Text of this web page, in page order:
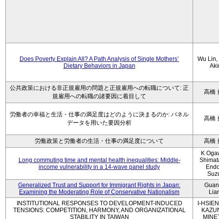
Does Poverty Explain All? A Path Analysis of Single Mothers’
Dietary Behaviors in Japan
Wu Lin,
公共政策における非正規雇用の問題と正規雇用への転職について: 正
規雇用への転職の諸要因に着目して
高橋
労働者の幸福と生活・仕事の満足度はどのように決まるのか: パネル
データを用いた要因分析
高橋
労働政策と労働者の生活・仕事の満足度について 高橋
Long commuting time and mental health inequalities: Middle-
income vulnerability in a 14-wave panel study
K
Generalized Trust and Support for Immigrant Rights in Japan:
Examining the Moderating Role of Conservative Nationalism
INSTITUTIONAL RESPONSES TO DEVELOPMENT-INDUCED
TENSIONS: COMPETITION, HARMONY, AND ORGANIZATIONAL
STABILITY IN TAIWAN
I-